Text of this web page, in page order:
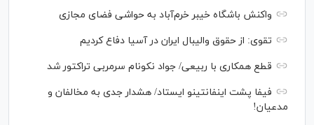
واکنش باشگاه خیبر خرم‌آباد به حواشی فضای مجازی
تقوی: از حقوق والیبال ایران در آسیا دفاع کردیم
قطع همکاری با ربیعی/ جواد نکونام سرمربی تراکتور شد
فیفا پشت اینفانتینو ایستاد/ هشدار جدی به مخالفان و
مدعیان!